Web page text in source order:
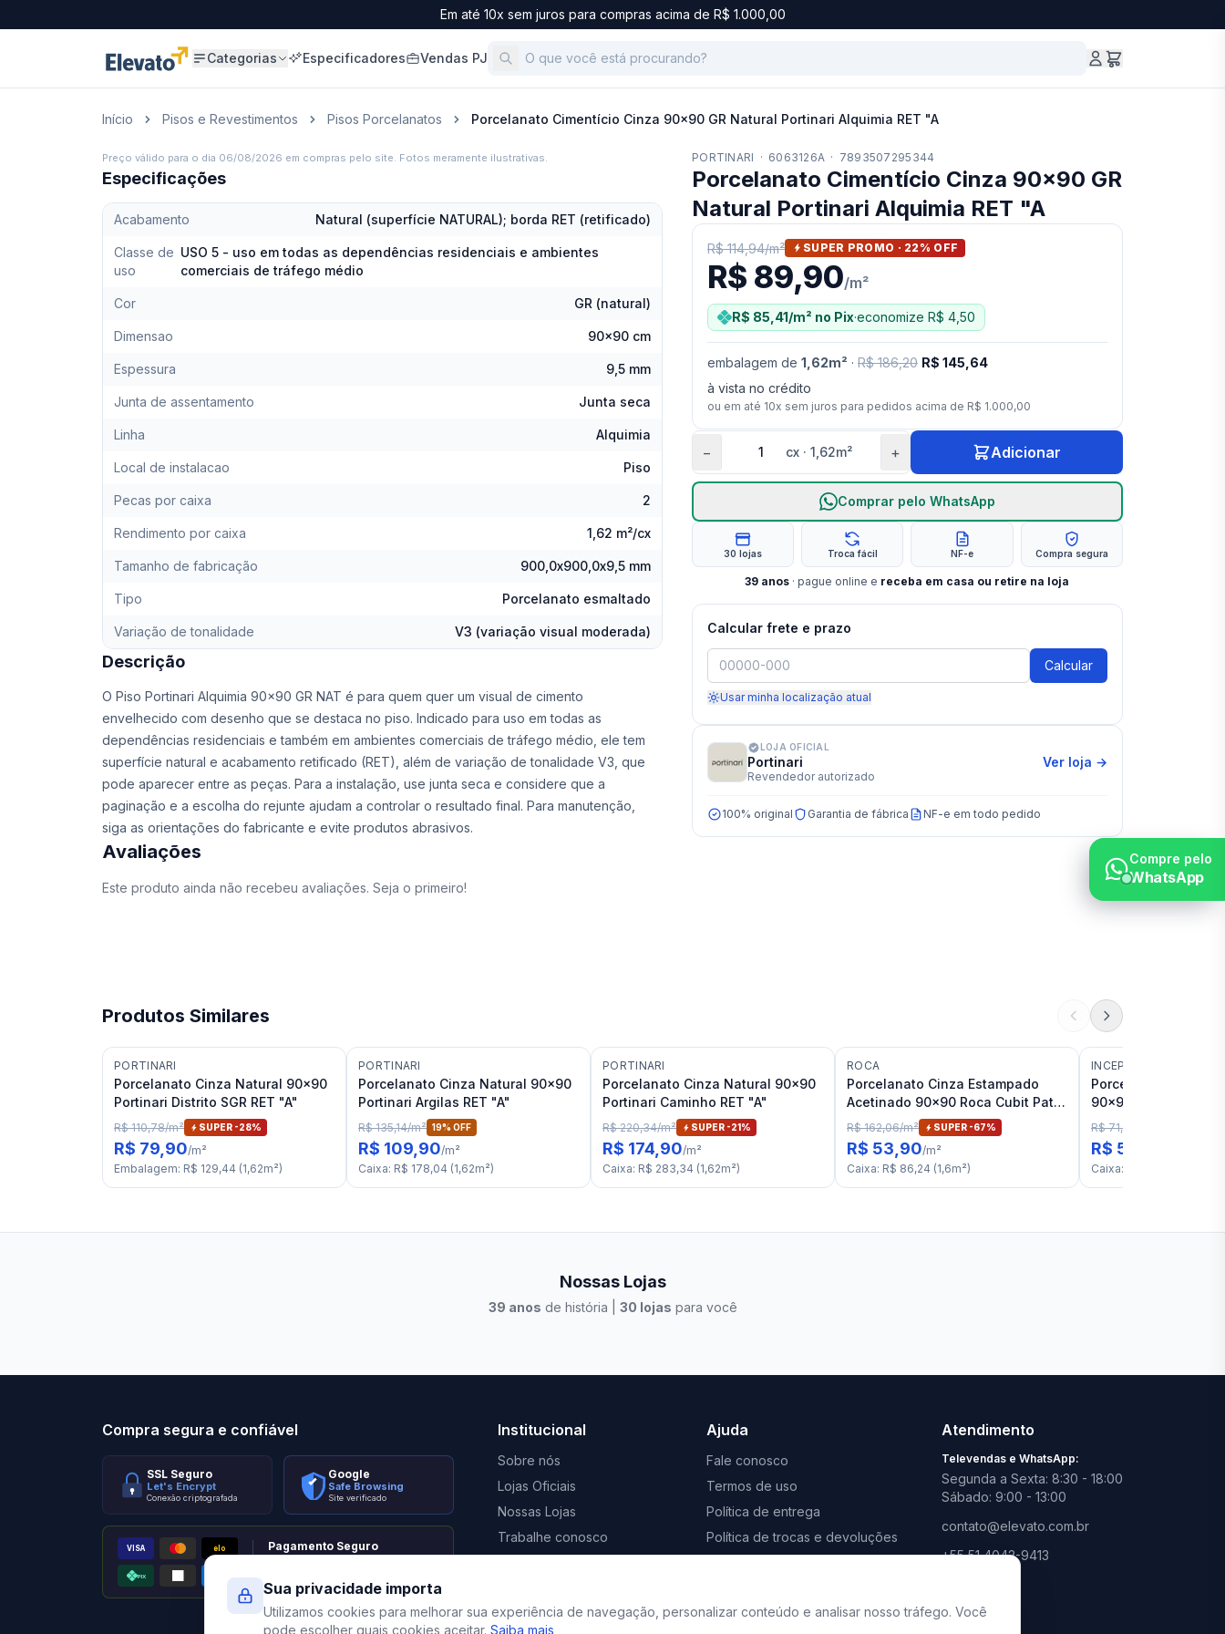
Em até 10x sem juros para compras acima de R$ 1.000,00
Categorias Especificadores Vendas PJ
Início Pisos e Revestimentos Pisos Porcelanatos Porcelanato Cimentício Cinza 90x90 GR Natural Portinari Alquimia RET "A
Preço válido para o dia 06/08/2026 em compras pelo site. Fotos meramente ilustrativas.
Especificações
Acabamento Natural (superfície NATURAL); borda RET (retificado)
Classe de
uso
USO 5 - uso em todas as dependências residenciais e ambientes
comerciais de tráfego médio
Cor GR (natural)
Dimensao 90x90 cm
Espessura 9,5 mm
Junta de assentamento Junta seca
Linha Alquimia
Local de instalacao Piso
Pecas por caixa 2
Rendimento por caixa 1,62 m²/cx
Tamanho de fabricação 900,0x900,0x9,5 mm
Tipo Porcelanato esmaltado
Variação de tonalidade V3 (variação visual moderada)
Descrição
O Piso Portinari Alquimia 90x90 GR NAT é para quem quer um visual de cimento
envelhecido com desenho que se destaca no piso. Indicado para uso em todas as
dependências residenciais e também em ambientes comerciais de tráfego médio, ele tem
superfície natural e acabamento retificado (RET), além de variação de tonalidade V3, que
pode aparecer entre as peças. Para a instalação, use junta seca e considere que a
paginação e a escolha do rejunte ajudam a controlar o resultado final. Para manutenção,
siga as orientações do fabricante e evite produtos abrasivos.
Avaliações
Este produto ainda não recebeu avaliações. Seja o primeiro!
PORTINARI · 6063126A · 7893507295344
Porcelanato Cimentício Cinza 90x90 GR
Natural Portinari Alquimia RET "A
R$ 114,94/m² SUPER PROMO · 22 % OFF
R$ 89,90/m²
R$ 85,41/m² no Pix·economize R$ 4,50
embalagem de 1,62m² · R$ 186,20 R$ 145,64
à vista no crédito
ou em até 10x sem juros para pedidos acima de R$ 1.000,00
− cx ·1,62m² + Adicionar
Comprar pelo WhatsApp
30 lojas Troca fácil NF-e Compra segura
39 anos · pague online e receba em casa ou retire na loja
Calcular frete e prazo
Calcular
Usar minha localização atual
LOJA OFICIAL
Portinari
Revendedor autorizado
Ver loja →
100% original Garantia de fábrica NF-e em todo pedido
Produtos Similares
PORTINARI
Porcelanato Cinza Natural 90x90
Portinari Distrito SGR RET "A"
R$ 110,78/m² SUPER -28%
R$ 79,90/m²
Embalagem: R$ 129,44 (1,62m²)
PORTINARI
Porcelanato Cinza Natural 90x90
Portinari Argilas RET "A"
R$ 135,14/m² 19% OFF
R$ 109,90/m²
Caixa: R$ 178,04 (1,62m²)
PORTINARI
Porcelanato Cinza Natural 90x90
Portinari Caminho RET "A"
R$ 220,34/m² SUPER -21%
R$ 174,90/m²
Caixa: R$ 283,34 (1,62m²)
ROCA
Porcelanato Cinza Estampado
Acetinado 90x90 Roca Cubit Path
RET "A"
R$ 162,06/m² SUPER -67%
R$ 53,90/m²
Caixa: R$ 86,24 (1,6m²)
INCEPA
Porcelanato
90x90 Incepa Pro
RET "C"
R$ 71,76
R$ 59,90
Caixa:
Nossas Lojas
39 anos de história | 30 lojas para você
Elevato Xangri-Lá
Compra segura e confiável
SSL Seguro
Let's Encrypt
Conexão criptografada
Google
Safe Browsing
Site verificado
VISA elo
PIX
Pagamento Seguro
Institucional
Sobre nós
Lojas Oficiais
Nossas Lojas
Trabalhe conosco
Ajuda
Fale conosco
Termos de uso
Política de entrega
Política de trocas e devoluções
Atendimento
Televendas e WhatsApp:
Segunda a Sexta: 8:30 - 18:00
Sábado: 9:00 - 13:00
contato@elevato.com.br
+55 51 4042-9413
consulte aqui
Compre pelo
WhatsApp
Sua privacidade importa
Utilizamos cookies para melhorar sua experiência de navegação, personalizar conteúdo e analisar nosso tráfego. Você
pode escolher quais cookies aceitar. Saiba mais